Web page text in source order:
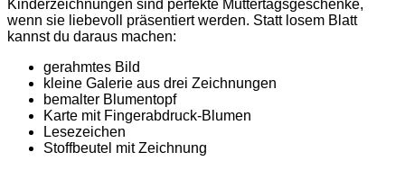
Kinderzeichnungen sind perfekte Muttertagsgeschenke,
wenn sie liebevoll präsentiert werden. Statt losem Blatt
kannst du daraus machen:
gerahmtes Bild
kleine Galerie aus drei Zeichnungen
bemalter Blumentopf
Karte mit Fingerabdruck-Blumen
Lesezeichen
Stoffbeutel mit Zeichnung